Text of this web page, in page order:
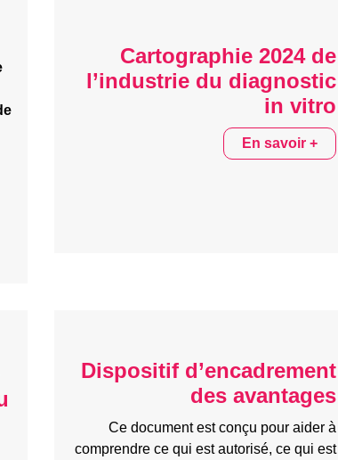
Cartographie 2024 de
l’industrie du diagnostic
in vitro
En savoir +
Dispositif d’encadrement
des avantages
Ce document est conçu pour aider à
comprendre ce qui est autorisé, ce qui est